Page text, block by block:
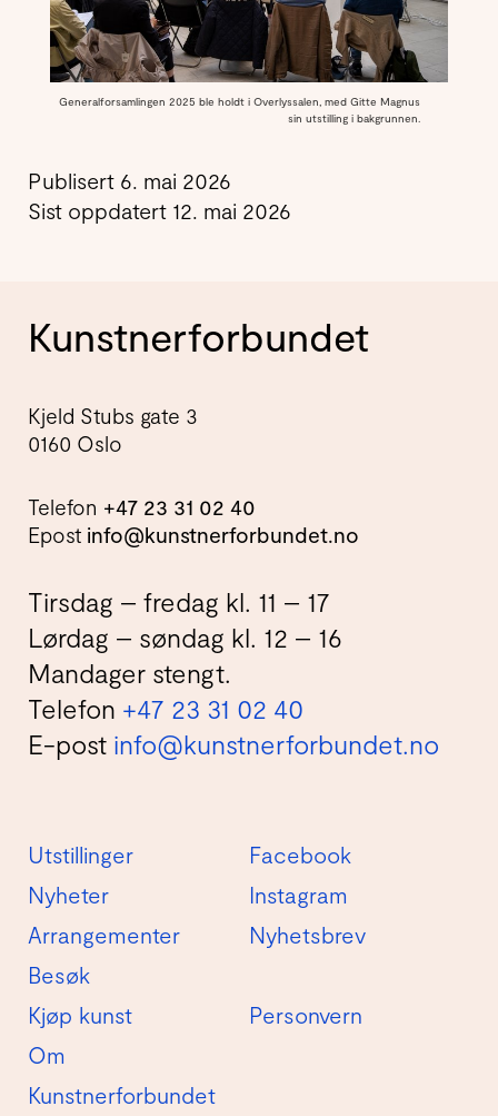
Generalforsamlingen 2025 ble holdt i Overlyssalen, med Gitte Magnus
sin utstilling i bakgrunnen.
Publisert 6. mai 2026
Sist oppdatert 12. mai 2026
Kunstnerforbundet
Kjeld Stubs gate 3
0160 Oslo
Telefon +47 23 31 02 40
Epost info@kunstnerforbundet.no
Tirsdag – fredag kl. 11 – 17
Lørdag – søndag kl. 12 – 16
Mandager stengt.
Telefon +47 23 31 02 40
E-post info@kunstnerforbundet.no
Utstillinger
Nyheter
Arrangementer
Besøk
Kjøp kunst
Om
Kunstnerforbundet
Facebook
Instagram
Nyhetsbrev
Personvern